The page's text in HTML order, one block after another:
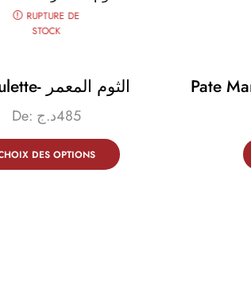
RUPTURE DE
STOCK
Ciboulette- الثوم المعمر
De: 485د.ج
DES OPTIONS
Pate